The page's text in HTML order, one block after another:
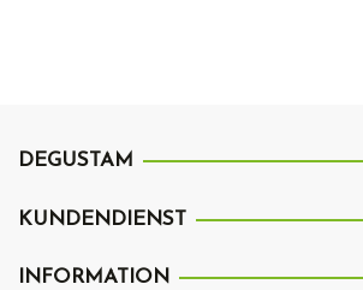
DEGUSTAM
KUNDENDIENST
INFORMATION